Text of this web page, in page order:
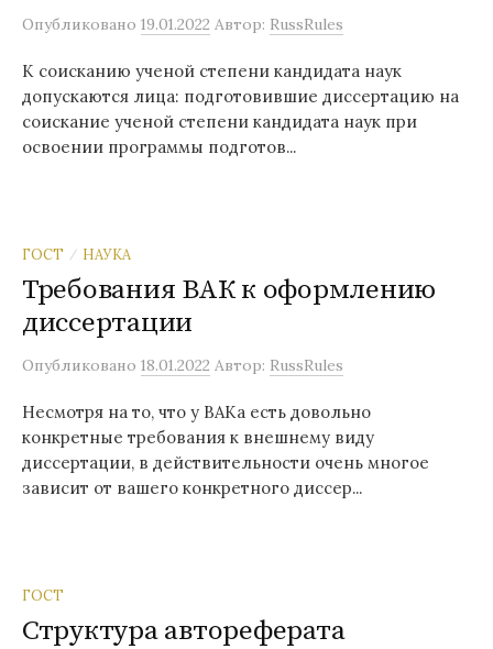
Опубликовано 19.01.2022 Автор: RussRules
К соисканию ученой степени кандидата наук
допускаются лица: подготовившие диссертацию на
соискание ученой степени кандидата наук при
освоении программы подготов...
ГОСТ / НАУКА
Требования ВАК к оформлению
диссертации
Опубликовано 18.01.2022 Автор: RussRules
Несмотря на то, что у ВАКа есть довольно
конкретные требования к внешнему виду
диссертации, в действительности очень многое
зависит от вашего конкретного диссер...
ГОСТ
Структура автореферата